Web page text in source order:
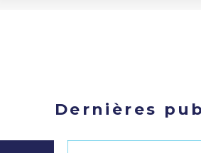
Dernières